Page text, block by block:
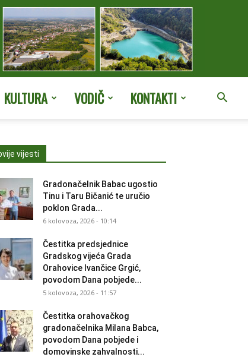
KULTURA VODIČ KONTAKTI
vijesti
Gradonačelnik Babac ugostio
Tinu i Taru Bičanić te uručio
poklon Grada...
6 kolovoza, 2026 - 10:14
Čestitka predsjednice
Gradskog vijeća Grada
Orahovice Ivančice Grgić,
povodom Dana pobjede...
5 kolovoza, 2026 - 11:57
Čestitka orahovačkog
gradonačelnika Milana Babca,
povodom Dana pobjede i
domovinske zahvalnosti...